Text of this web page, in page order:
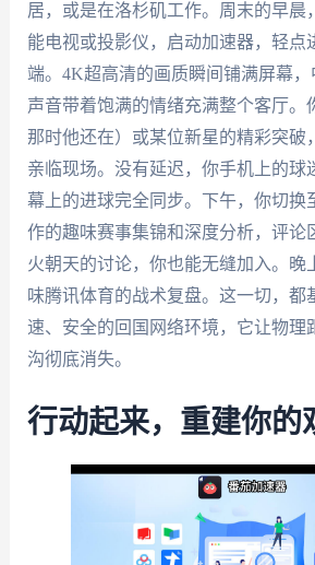
居，或是在洛杉矶工作。周末的早晨
能电视或投影仪，启动加速器，轻点
端。4K超高清的画质瞬间铺满屏幕
声音带着饱满的情绪充满整个客厅。
那时他还在）或某位新星的精彩突破
亲临现场。没有延迟，你手机上的球
幕上的进球完全同步。下午，你切换
作的趣味赛事集锦和深度分析，评论
火朝天的讨论，你也能无缝加入。晚
味腾讯体育的战术复盘。这一切，都
速、安全的回国网络环境，它让物理
沟彻底消失。
行动起来，重建你的